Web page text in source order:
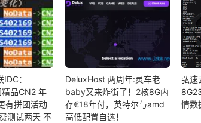
：
品CN2 年
有拼团活动
测试两天 不
DeluxHost 两周年:灵车老
baby又来炸街了！2核8G内
存€18年付，英特尔与amd
高低配置自选！
弘速
情数